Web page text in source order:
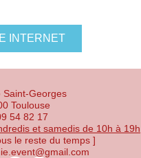
INTERNET
Saint-Georges
Toulouse
54 82 17
et samedis de 10h à 19h
le reste du temps ]